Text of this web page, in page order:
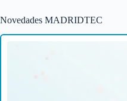
Novedades MADRIDTEC